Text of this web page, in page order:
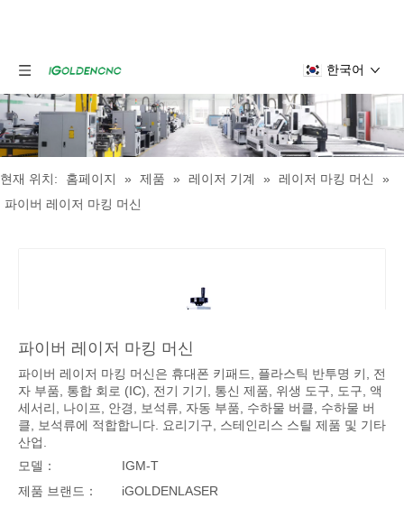
한국어
현재 위치: 홈페이지 » 제품 » 레이저 기계 » 레이저 마킹 머신
»
파이버 레이저 마킹 머신
파이버 레이저 마킹 머신
파이버 레이저 마킹 머신은 휴대폰 키패드, 플라스틱 반투명 키, 전
자 부품, 통합 회로 (IC), 전기 기기, 통신 제품, 위생 도구, 도구, 액
세서리, 나이프, 안경, 보석류, 자동 부품, 수하물 버클, 수하물 버
클, 보석류에 적합합니다. 요리기구, 스테인리스 스틸 제품 및 기타
산업.
모델：
IGM-T
제품 브랜드：
iGOLDENLASER